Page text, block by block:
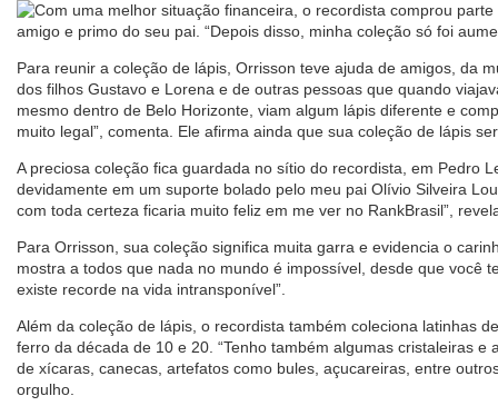
Com uma melhor situação financeira, o recordista comprou
amigo e primo do seu pai. “Depois disso, minha coleção só foi
Para reunir a coleção de lápis, Orrisson teve ajuda de amigos, da
dos filhos Gustavo e Lorena e de outras pessoas que quando
mesmo dentro de Belo Horizonte, viam algum lápis diferente e
muito legal”, comenta. Ele afirma ainda que sua coleção de lápis
A preciosa coleção fica guardada no sítio do recordista, em Pedro
devidamente em um suporte bolado pelo meu pai Olívio Silveira
com toda certeza ficaria muito feliz em me ver no RankBrasil”,
Para Orrisson, sua coleção significa muita garra e evidencia o
mostra a todos que nada no mundo é impossível, desde que você
existe recorde na vida intransponível”.
Além da coleção de lápis, o recordista também coleciona latinhas
ferro da década de 10 e 20. “Tenho também algumas cristaleiras e
de xícaras, canecas, artefatos como bules, açucareiras, entre
orgulho.